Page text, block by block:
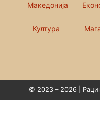
Македонија
Култура
© 2023 – 2026 |